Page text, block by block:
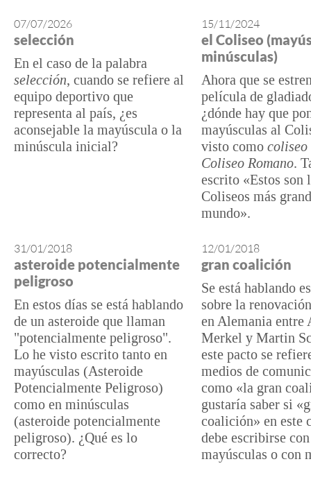
07/07/2026
selección
En el caso de la palabra
selección, cuando se refiere al
equipo deportivo que
representa al país, ¿es
aconsejable la mayúscula o la
minúscula inicial?
15/11/2024
el Coliseo
minúsculas)
Ahora que se
película de
¿dónde hay que
mayúsculas al
visto como coliseo
Coliseo Romano.
escrito «Estos son
Coliseos más
mundo».
31/01/2018
asteroide potencialmente
peligroso
En estos días se está hablando
de un asteroide que llaman
"potencialmente peligroso".
Lo he visto escrito tanto en
mayúsculas (Asteroide
Potencialmente Peligroso)
como en minúsculas
(asteroide potencialmente
peligroso). ¿Qué es lo
correcto?
12/01/2018
gran coalición
Se está hablando
sobre la
en Alemania entre
Merkel y Martin
este pacto se
medios de
como «la gran
gustaría saber si
coalición» en este
debe escribirse con
mayúsculas o con